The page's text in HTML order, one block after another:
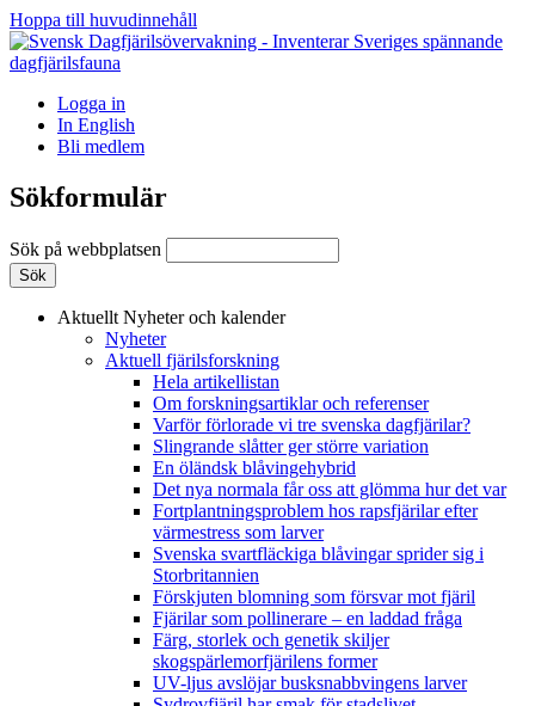
Hoppa till huvudinnehåll
Logga in
In English
Bli medlem
Sökformulär
Sök på webbplatsen
Aktuellt Nyheter och kalender
Nyheter
Aktuell fjärilsforskning
Hela artikellistan
Om forskningsartiklar och referenser
Varför förlorade vi tre svenska dagfjärilar?
Slingrande slåtter ger större variation
En öländsk blåvingehybrid
Det nya normala får oss att glömma hur det var
Fortplantningsproblem hos rapsfjärilar efter
värmestress som larver
Svenska svartfläckiga blåvingar sprider sig i
Storbritannien
Förskjuten blomning som försvar mot fjäril
Fjärilar som pollinerare – en laddad fråga
Färg, storlek och genetik skiljer
skogspärlemorfjärilens former
UV-ljus avslöjar busksnabbvingens larver